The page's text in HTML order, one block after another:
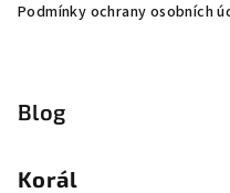
Podmínky ochrany osobních
Blog
Korál